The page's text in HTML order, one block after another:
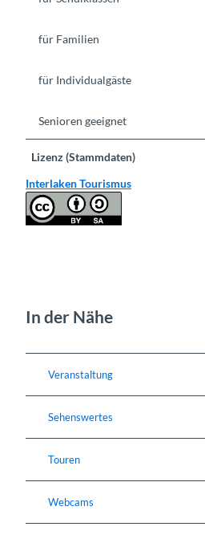
für Familien
für Individualgäste
Senioren geeignet
Lizenz (Stammdaten)
Interlaken Tourismus
In der Nähe
Veranstaltung
Sehenswertes
Touren
Webcams